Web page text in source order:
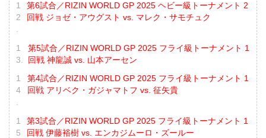
第6試合／RIZIN WORLD GP 2025 ヘビー級トーナメント 2
回戦 ジョゼ・アウグスト vs. マレク・サモチュク
第5試合／RIZIN WORLD GP 2025 フライ級トーナメント 1
回戦 神龍誠 vs. 山本アーセン
第4試合／RIZIN WORLD GP 2025 フライ級トーナメント 1
回戦 アリベク・ガジャマトフ vs. 征矢貴
第3試合／RIZIN WORLD GP 2025 フライ級トーナメント 1
回戦 伊藤裕樹 vs. エンカジムーロ・ズールー